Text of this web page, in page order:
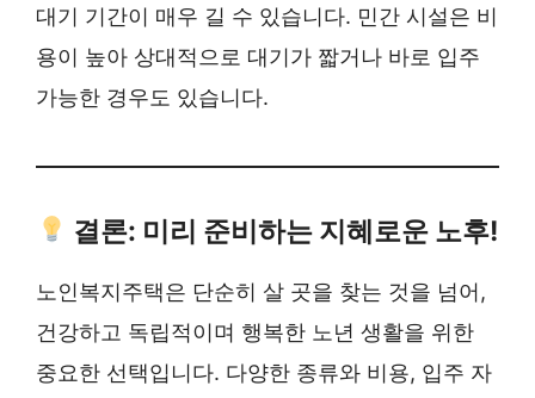
대기 기간이 매우 길 수 있습니다. 민간 시설은 비
용이 높아 상대적으로 대기가 짧거나 바로 입주
가능한 경우도 있습니다.
결론: 미리 준비하는 지혜로운 노후!
노인복지주택은 단순히 살 곳을 찾는 것을 넘어,
건강하고 독립적이며 행복한 노년 생활을 위한
중요한 선택입니다. 다양한 종류와 비용, 입주 자